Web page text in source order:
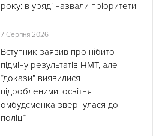
року: в уряді назвали пріоритети
7 Серпня 2026
Вступник заявив про нібито
підміну результатів НМТ, але
“докази” виявилися
підробленими: освітня
омбудсменка звернулася до
поліції